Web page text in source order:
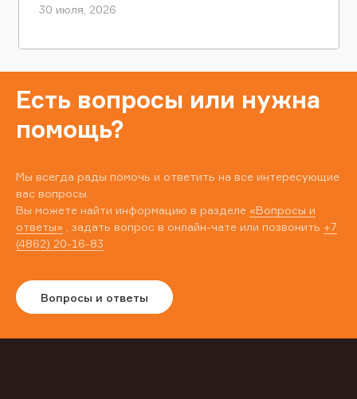
30 июля, 2026
Есть вопросы или нужна
помощь?
Мы всегда рады помочь и ответить на все интересующие
вас вопросы.
Вы можете найти информацию в разделе «Вопросы и
ответы» , задать вопрос в онлайн-чате или позвонить +7
(4862) 20-16-83
Вопросы и ответы